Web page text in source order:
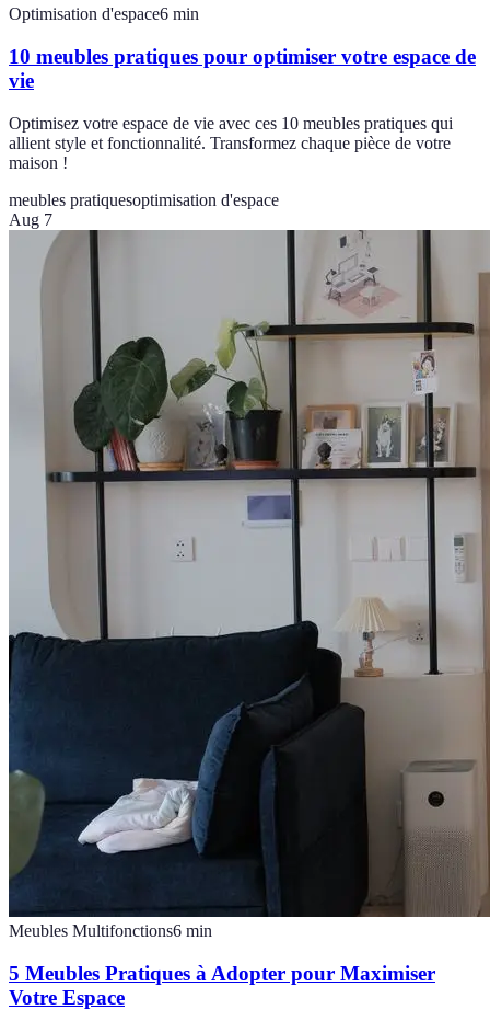
Optimisation d'espace6 min
10 meubles pratiques pour optimiser votre espace de
vie
Optimisez votre espace de vie avec ces 10 meubles pratiques qui
allient style et fonctionnalité. Transformez chaque pièce de votre
maison !
meubles pratiquesoptimisation d'espace
Aug 7
Meubles Multifonctions6 min
5 Meubles Pratiques à Adopter pour Maximiser
Votre Espace